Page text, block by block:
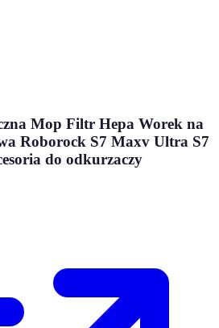
Mop Filtr Hepa Worek na
Roborock S7 Maxv Ultra S7
do odkurzaczy